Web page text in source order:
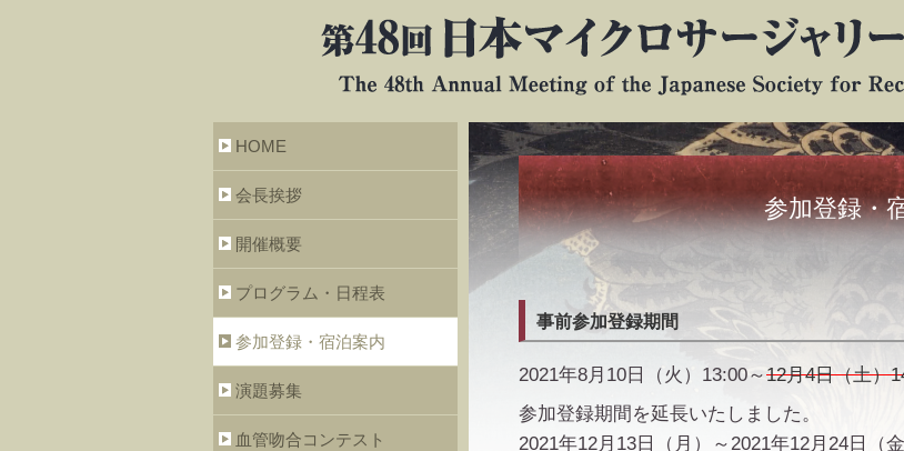
HOME
会長挨拶
開催概要
プログラム・日程表
参加登録・宿泊案内
演題募集
血管吻合コンテスト
参加登録・
事前参加登録期間
2021年8月10日（火）13:00～12月4日（土）
参加登録期間を延長いたしました。
2021年12月13日（月）～2021年12月24日（